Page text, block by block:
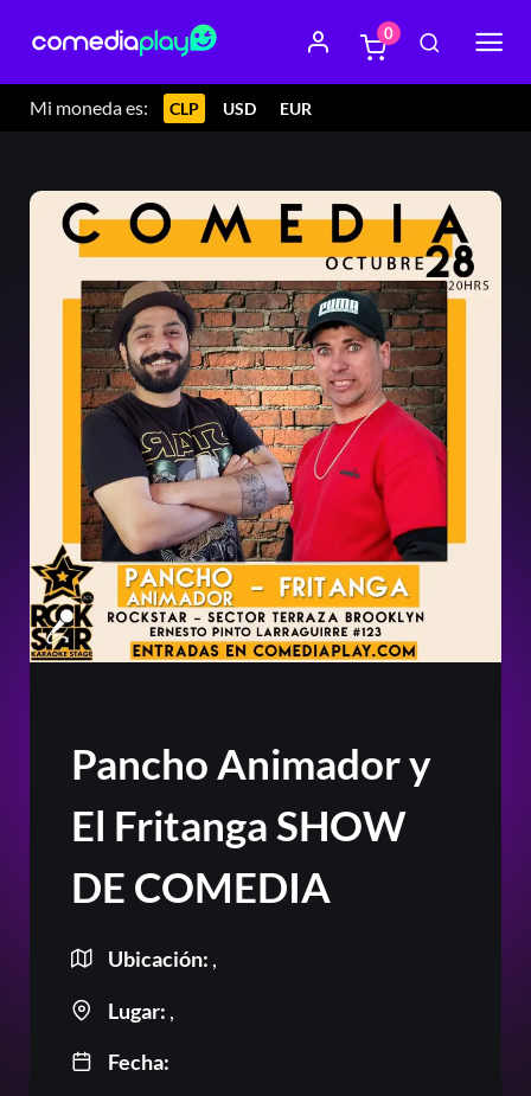
Mi moneda es: CLP USD EUR
0
Pancho Animador y
El Fritanga SHOW
DE COMEDIA
Ubicación: ,
Lugar: ,
Fecha: